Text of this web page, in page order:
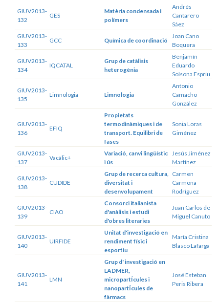
GIUV2013-
132
GES
Matèria condensada i
polímers
Andrés
Cantarero
Sáez
GIUV2013-
133
GCC Química de coordinació
Joan Cano
Boquera
GIUV2013-
134
IQCATAL
Grup de catàlisis
heterogènia
Benjamín
Eduardo
Solsona Espriu
GIUV2013-
135
Limnologia Limnologia
Antonio
Camacho
González
GIUV2013-
136
EFIQ
Propietats
termodinàmiques i de
transport. Equilibri de
fases
Sonia Loras
Giménez
GIUV2013-
137
Vacàlic+
Variació, canvi lingüístic
i ús
Jesús Jiménez
Martínez
GIUV2013-
138
CUDIDE
Grup de recerca cultura,
diversitat i
desenvolupament
Carmen
Carmona
Rodríguez
GIUV2013-
139
CIAO
Consorci italianista
d'anàlisis i estudi
d'obres literaries
Juan Carlos de
Miguel Canuto
GIUV2013-
140
UIRFIDE
Unitat d'investigació en
rendiment físic i
esportiu
María Cristina
Blasco Lafarga
GIUV2013-
141
LMN
Grup d' investigació en
LADMER,
micropartÍcules i
nanopartÍcules de
fàrmacs
José Esteban
Peris Ribera